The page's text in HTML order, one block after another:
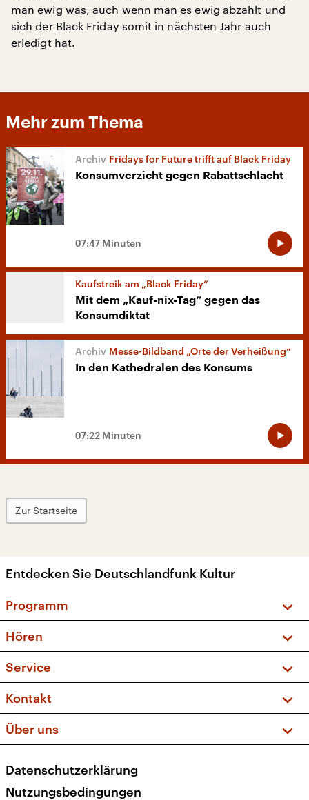
man ewig was, auch wenn man es ewig abzahlt und
sich der Black Friday somit in nächsten Jahr auch
erledigt hat.
Mehr zum Thema
Fridays for Future trifft auf Black Friday
Konsumverzicht gegen Rabattschlacht
07:47 Minuten
Kaufstreik am „Black Friday“
Mit dem „Kauf-nix-Tag“ gegen das
Konsumdiktat
Messe-Bildband „Orte der Verheißung“
In den Kathedralen des Konsums
07:22 Minuten
Zur Startseite
Entdecken Sie Deutschlandfunk Kultur
Programm
Sendungen und Podcasts
Musikliste
Kakadu – Das Kinderprogramm
Hören
Frequenzen (UKW + DAB+)
Service
FAQ
Apps
Newsletter
Veranstaltungen
Kontakt
Social Media
Über uns
Presse
Datenschutzerklärung
Nutzungsbedingungen